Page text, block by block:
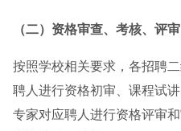
（二）资格审查、考核、评
按照学校相关要求，各招聘
聘人进行资格初审、课程试
专家对应聘人进行资格评审